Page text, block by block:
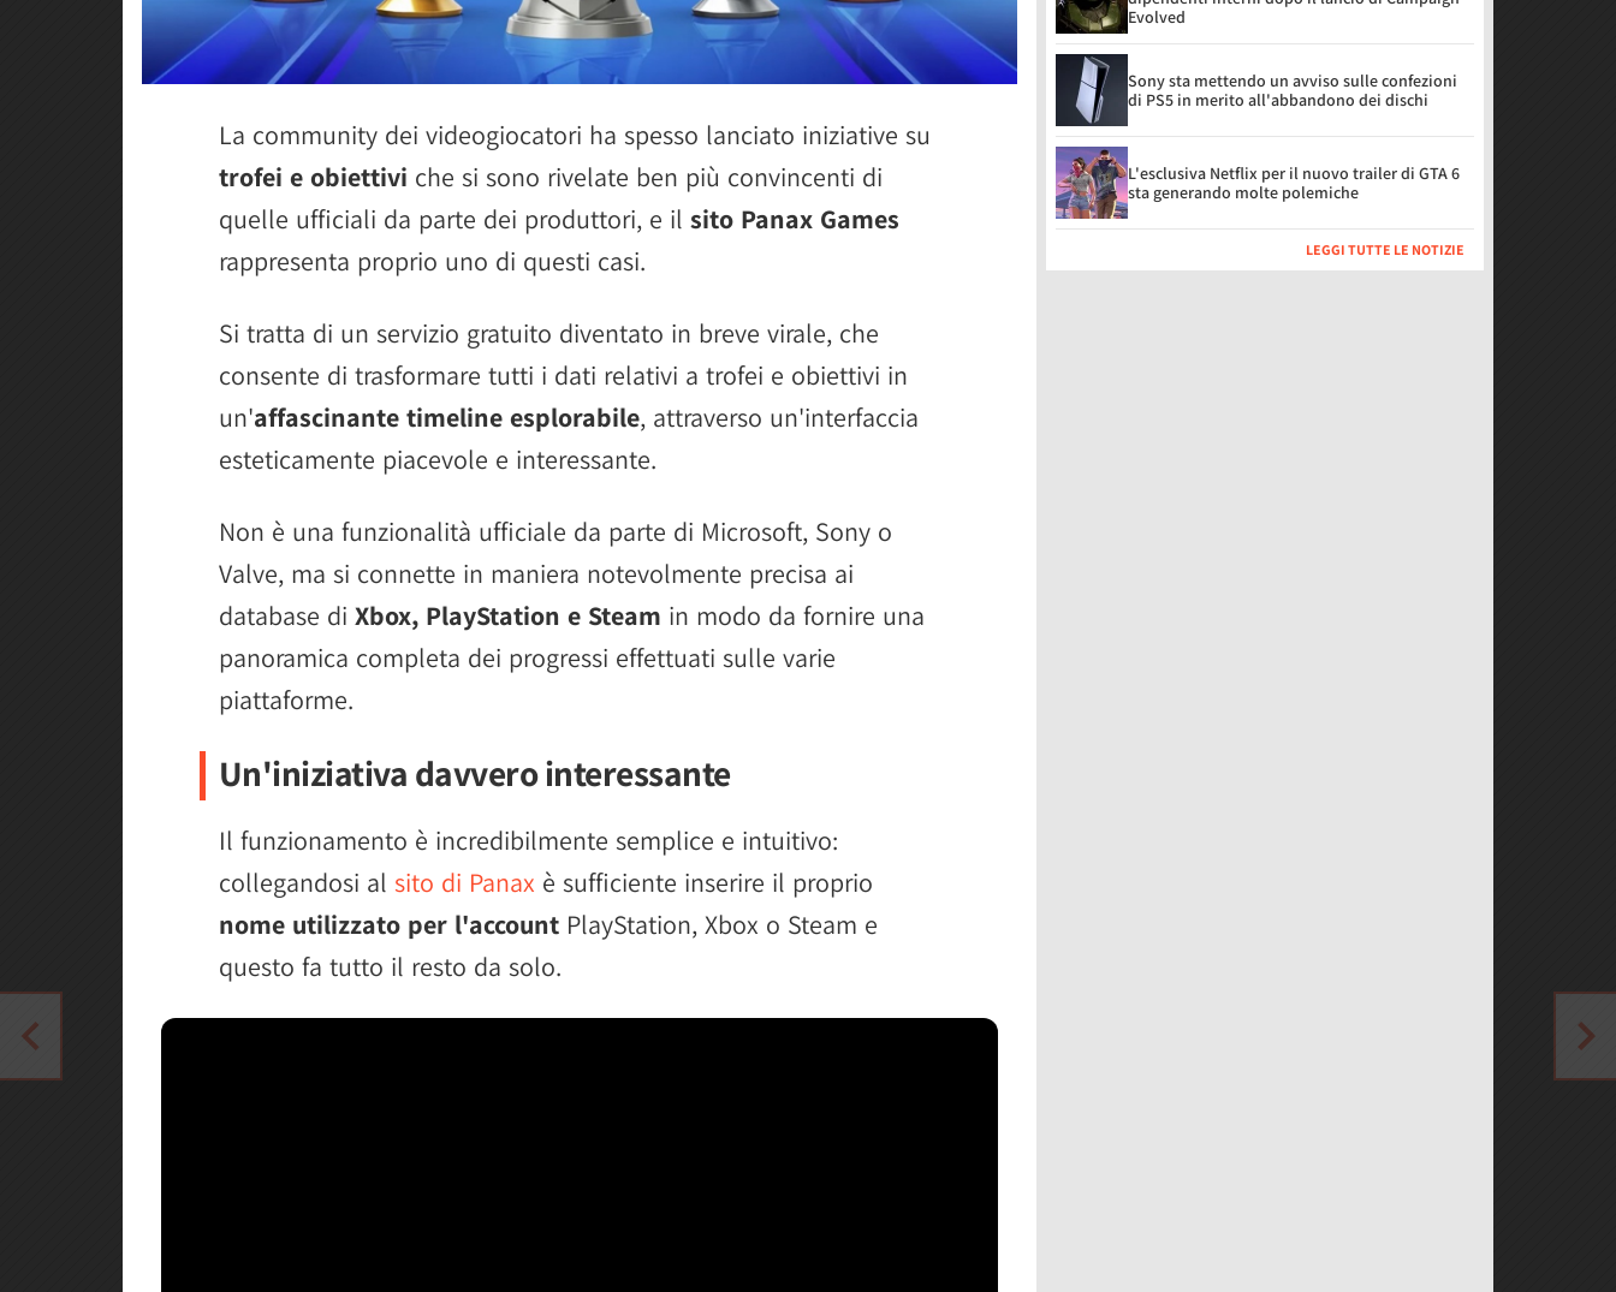
La community dei videogiocatori ha spesso lanciato iniziative su
trofei e obiettivi che si sono rivelate ben più convincenti di
quelle ufficiali da parte dei produttori, e il sito Panax Games
rappresenta proprio uno di questi casi.
Si tratta di un servizio gratuito diventato in breve virale, che
consente di trasformare tutti i dati relativi a trofei e obiettivi in
un'affascinante timeline esplorabile, attraverso un'interfaccia
esteticamente piacevole e interessante.
Non è una funzionalità ufficiale da parte di Microsoft, Sony o
Valve, ma si connette in maniera notevolmente precisa ai
database di Xbox, PlayStation e Steam in modo da fornire una
panoramica completa dei progressi effettuati sulle varie
piattaforme.
Un'iniziativa davvero interessante
Il funzionamento è incredibilmente semplice e intuitivo:
collegandosi al sito di Panax è sufficiente inserire il proprio
nome utilizzato per l'account PlayStation, Xbox o Steam e
questo fa tutto il resto da solo.
Evolved
Sony sta mettendo un avviso sulle confezioni
di PS5 in merito all'abbandono dei dischi
L'esclusiva Netflix per il nuovo trailer di GTA 6
sta generando molte polemiche
LEGGI TUTTE LE NOTIZIE